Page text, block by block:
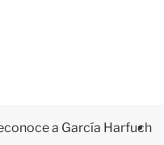
a García Harfuch